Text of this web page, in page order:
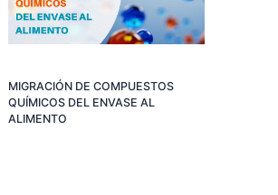
MIGRACIÓN DE COMPUESTOS
QUÍMICOS DEL ENVASE AL
ALIMENTO